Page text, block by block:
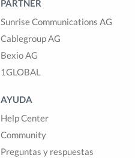
PARTNER
Sunrise Communications AG
Cablegroup AG
Bexio AG
1GLOBAL
AYUDA
Help Center
Community
Preguntas y respuestas